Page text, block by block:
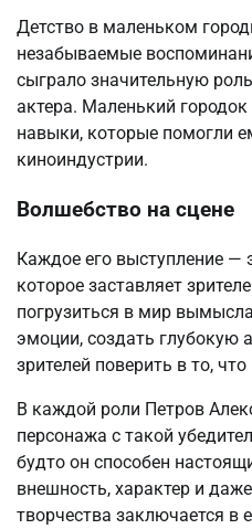
Детство в маленьком
незабываемые
сыграло значительную
актера. Маленький
навыки, которые помогли
киноиндустрии.
Волшебство на сцене
Каждое его выступление —
которое заставляет
погрузиться в мир
эмоции, создать глубокую
зрителей поверить в то,
В каждой роли Петров
персонажа с такой
будто он способен
внешность, характер и
творчества заключается в